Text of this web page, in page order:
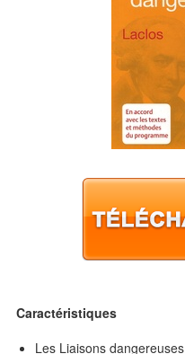
Caractéristiques
Les Liaisons dangereuses